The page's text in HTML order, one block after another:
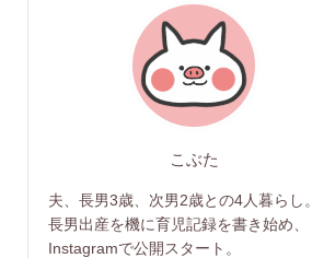
こぶた
夫、長男3歳、次男2歳との4人暮らし。
長男出産を機に育児記録を書き始め、
Instagramで公開スタート。